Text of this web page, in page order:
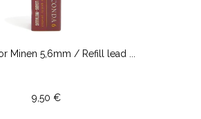
Minen 5,6mm / Refill lead ...
9,50 €